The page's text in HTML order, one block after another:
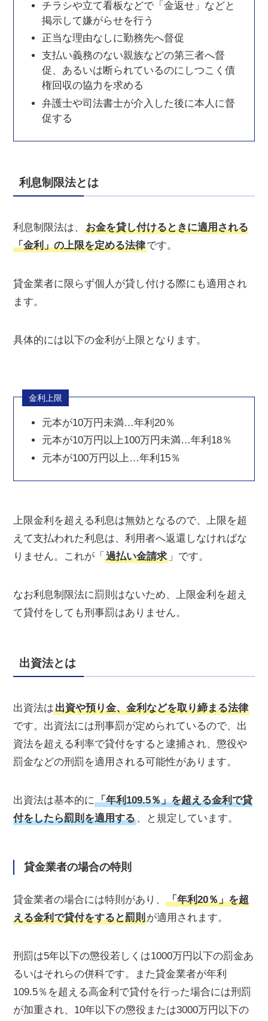
チラシや立て看板などで「金返せ」などと
掲示して嫌がらせを行う
正当な理由なしに勤務先へ督促
支払い義務のない親族などの第三者へ督
促、あるいは断られているのにしつこく債
権回収の協力を求める
弁護士や司法書士が介入した後に本人に督
促する
利息制限法とは
利息制限法は、お金を貸し付けるときに適用される
「金利」の上限を定める法律です。
貸金業者に限らず個人が貸し付ける際にも適用され
ます。
具体的には以下の金利が上限となります。
金利上限
元本が10万円未満…年利20％
元本が10万円以上100万円未満…年利18％
元本が100万円以上…年利15％
上限金利を超える利息は無効となるので、上限を超
えて支払われた利息は、利用者へ返還しなければな
りません。これが「過払い金請求 」です。
なお利息制限法に罰則はないため、上限金利を超え
て貸付をしても刑事罰はありません。
出資法とは
出資法は出資や預り金、金利などを取り締まる法律
です。出資法には刑事罰が定められているので、出
資法を超える利率で貸付をすると逮捕され、懲役や
罰金などの刑罰を適用される可能性があります。
出資法は基本的に「年利109.5％」を超える金利で貸
付をしたら罰則を適用する、と規定しています。
貸金業者の場合の特則
貸金業者の場合には特則があり、「年利20％」を超
える金利で貸付をすると罰則が適用されます。
刑罰は5年以下の懲役若しくは1000万円以下の罰金あ
るいはそれらの併科です。また貸金業者が年利
109.5％を超える高金利で貸付を行った場合には刑罰
が加重され、10年以下の懲役または3000万円以下の